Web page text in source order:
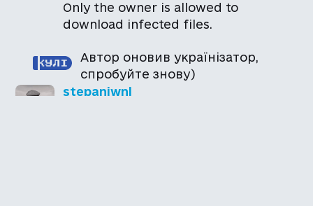
Only the owner is allowed to
download infected files.
Автор оновив українізатор,
спробуйте знову)
stepaniwnl